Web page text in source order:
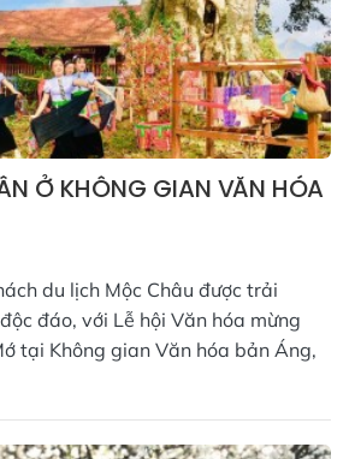
Ở KHÔNG GIAN VĂN HÓA
du lịch Mộc Châu được trải
đáo, với Lễ hội Văn hóa mừng
tại Không gian Văn hóa bản Áng,